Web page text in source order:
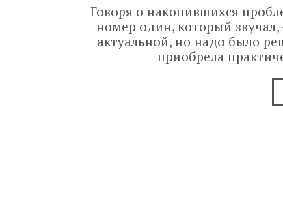
Говоря о накопившихся
номер один, который звучал,
актуальной, но надо было
приобрела